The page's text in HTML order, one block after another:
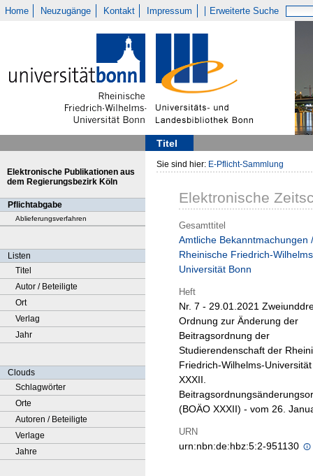
Home Neuzugänge Kontakt Impressum Erweiterte Suche
Titel
Elektronische Publikationen aus
dem Regierungsbezirk Köln
Pflichtabgabe
Ablieferungsverfahren
Listen
Titel
Autor / Beteiligte
Ort
Verlag
Jahr
Clouds
Schlagwörter
Orte
Autoren / Beteiligte
Verlage
Jahre
Sie sind hier: E-Pflicht-Sammlung
Elektronische
Gesamttitel
Amtliche Bekanntmachungen /
Rheinische Friedrich-
Universität Bonn
Heft
Nr. 7 - 29.01.2021
Ordnung zur Änderung der
Beitragsordnung der
Studierendenschaft der
Friedrich-Wilhelms-
XXXII.
(BOÄO XXXII) - vom 26.
URN
urn:nbn:de:hbz:5:2-951130